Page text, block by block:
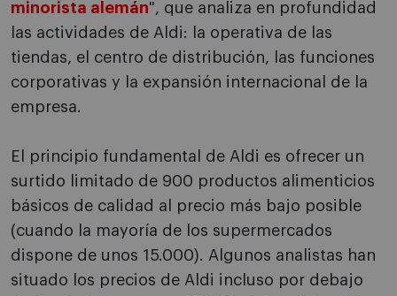
minorista alemán", que analiza en profundidad
las actividades de Aldi: la operativa de las
tiendas, el centro de distribución, las funciones
corporativas y la expansión internacional de la
empresa.
El principio fundamental de Aldi es ofrecer un
surtido limitado de 900 productos alimenticios
básicos de calidad al precio más bajo posible
(cuando la mayoría de los supermercados
dispone de unos 15.000). Algunos analistas han
situado los precios de Aldi incluso por debajo